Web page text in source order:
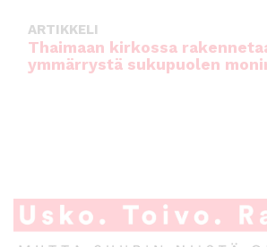
ARTIKKELI
Thaimaan kirkossa
ymmärrystä sukupuolen